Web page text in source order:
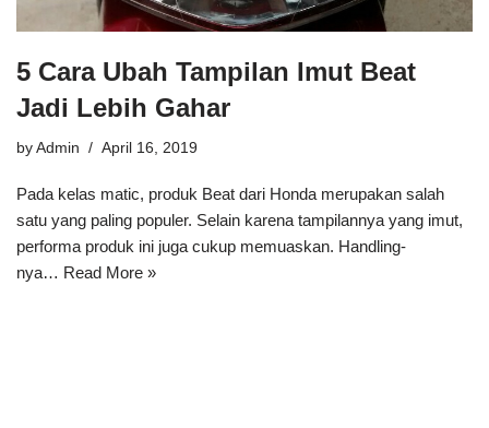
5 Cara Ubah Tampilan Imut Beat
Jadi Lebih Gahar
by Admin April 16, 2019
Pada kelas matic, produk Beat dari Honda merupakan salah
satu yang paling populer. Selain karena tampilannya yang imut,
performa produk ini juga cukup memuaskan. Handling-
nya… Read More »